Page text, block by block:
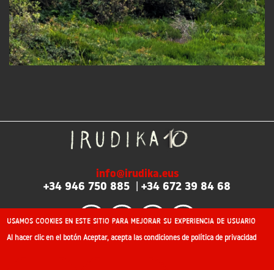
info@irudika.eus
+34 946 750 885
+34 672 39 84 68
©2026 Irudika: Encuentro profesional internacional de
Usamos cookies en este sitio para mejorar su experiencia de usuario
Al hacer clic en el botón Aceptar, acepta las condiciones de política de privacidad